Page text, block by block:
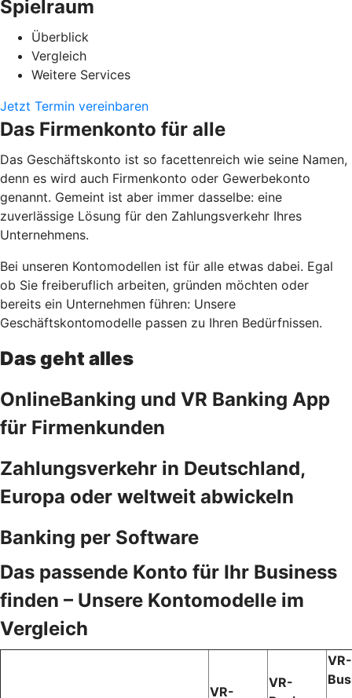
Spielraum
Überblick
Vergleich
Weitere Services
Jetzt Termin vereinbaren
Das Firmenkonto für alle
Das Geschäftskonto ist so facettenreich wie seine Namen,
denn es wird auch Firmenkonto oder Gewerbekonto
genannt. Gemeint ist aber immer dasselbe: eine
zuverlässige Lösung für den Zahlungsverkehr Ihres
Unternehmens.
Bei unseren Kontomodellen ist für alle etwas dabei. Egal
ob Sie freiberuflich arbeiten, gründen möchten oder
bereits ein Unternehmen führen: Unsere
Geschäftskontomodelle passen zu Ihren Bedürfnissen.
Das geht alles
OnlineBanking und VR Banking App
für Firmenkunden
Zahlungsverkehr in Deutschland,
Europa oder weltweit abwickeln
Banking per Software
Das passende Konto für Ihr Business
finden – Unsere Kontomodelle im
Vergleich
VR-
VR-
VR-